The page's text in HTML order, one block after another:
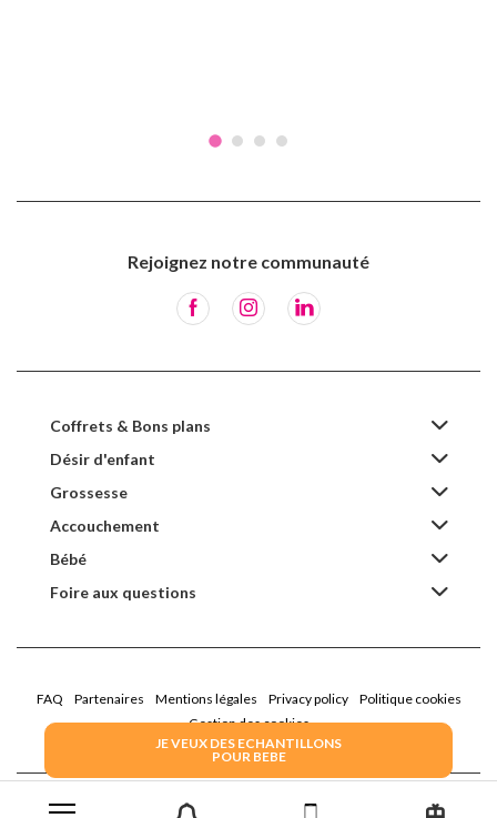
JE VEUX DES ECHANTILLONS
POUR BEBE
Rejoignez notre communauté
Coffrets & Bons plans
Désir d'enfant
Grossesse
Accouchement
Bébé
Foire aux questions
FAQ Partenaires Mentions légales Privacy policy
Politique cookies
Gestion des cookies